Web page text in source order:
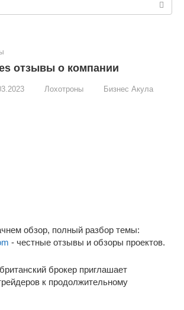
отзывы о компании
Лохотроны Бизнес Акула
обзор, полный разбор темы:
- честные отзывы и обзоры проектов.
брокер приглашает
к продолжительному